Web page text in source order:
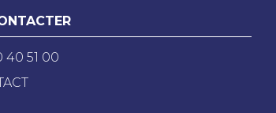
40 51 00